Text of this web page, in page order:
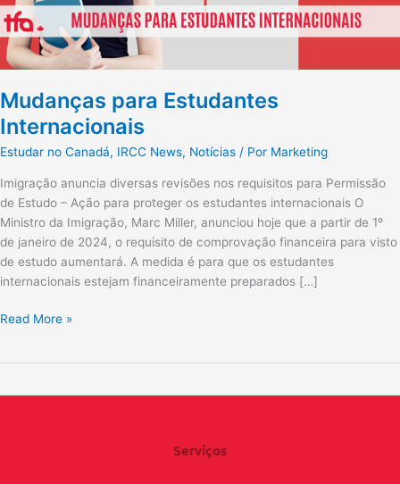
Mudanças para Estudantes
Internacionais
Estudar no Canadá, IRCC News, Notícias / Por Marketing
Imigração anuncia diversas revisões nos requisitos para Permissão
de Estudo – Ação para proteger os estudantes internacionais O
Ministro da Imigração, Marc Miller, anunciou hoje que a partir de 1º
de janeiro de 2024, o requisito de comprovação financeira para visto
de estudo aumentará. A medida é para que os estudantes
internacionais estejam financeiramente preparados […]
Read More »
Serviços